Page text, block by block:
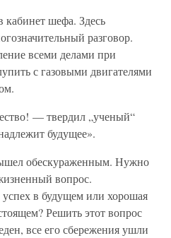
шефа. Здесь
разговор.
всеми делами при
с газовыми двигателями
— твердил „ученый“
будущее».
обескураженным. Нужно
вопрос.
в будущем или хорошая
Решить этот вопрос
все его сбережения ушли